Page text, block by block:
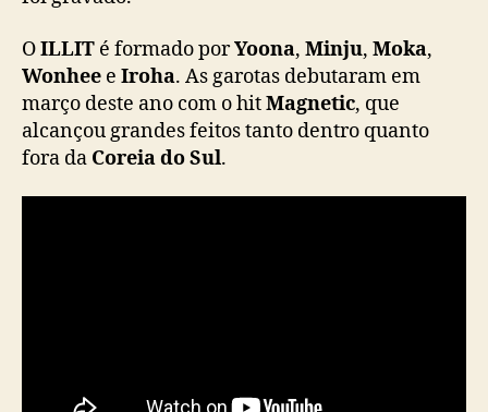
c
o
m
e
b
OILLIT é formado porYoona, Minju, Moka,
Wonhee e Iroha. As garotas debutaram em
março deste ano com o hitMagnetic, que
alcançou grandes feitos tanto dentro quanto
fora da Coreia do Sul.